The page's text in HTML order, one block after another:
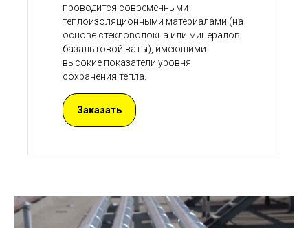
проводится современными
теплоизоляционными материалами (на
основе стекловолокна или минералов
базальтовой ваты), имеющими
высокие показатели уровня
сохранения тепла.
Заказать